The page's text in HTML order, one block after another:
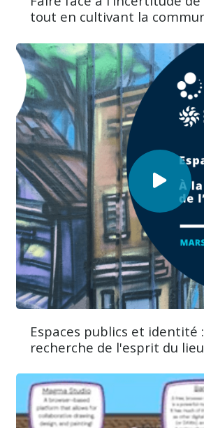
tout en cultivant la
Espaces publics et identité
recherche de l'esprit du lieu